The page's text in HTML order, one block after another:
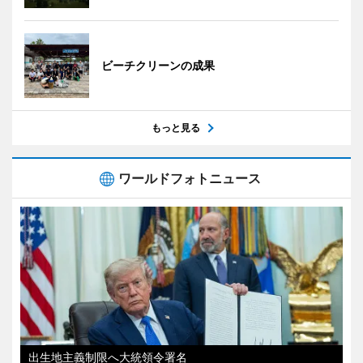
ビーチクリーンの成果
もっと見る
ワールドフォトニュース
出生地主義制限へ大統領令署名